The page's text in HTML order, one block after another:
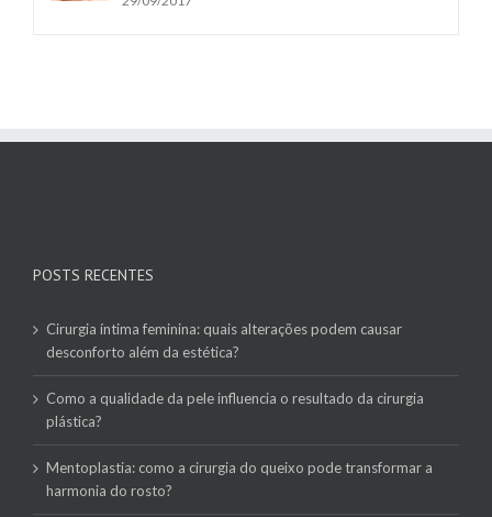
POSTS RECENTES
Cirurgia íntima feminina: quais alterações podem causar
desconforto além da estética?
Como a qualidade da pele influencia o resultado da cirurgia
plástica?
Mentoplastia: como a cirurgia do queixo pode transformar a
harmonia do rosto?